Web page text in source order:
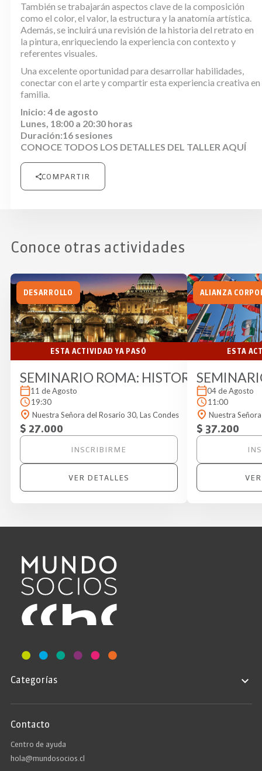
También se trabajarán aspectos clave de la composición
como el color, el valor, la estructura y la anatomía artística.
Además, se incluirá una revisión de la historia del retrato en
la pintura, enriqueciendo la experiencia con contexto y
referentes visuales.
Una excelente oportunidad para desarrollar habilidades,
conectar con el arte y compartir esta experiencia creativa en
familia.
Inicio: 4 de agosto
Lunes, 18:00 a 20:30 horas
Duración:16 sesiones
CONOCE TODOS LOS DETALLES DEL TALLER AQUÍ
COMPARTIR
Conoce otras actividades
DESARROLLO
ESTA ACTIVIDAD YA PASÓ
SEMINARIO ROMA: HISTORIA, ARTE
11 de Agosto
19:30
Nuestra Señora del Rosario 30, Las Condes
$ 27.000
INSCRIBIRME
VER DETALLES
ALIANZA
ESTA
04 de Agosto
11:00
Nuestra
$ 37.200
Categorías
Contacto
Centro de ayuda
hola@mundosocios.cl